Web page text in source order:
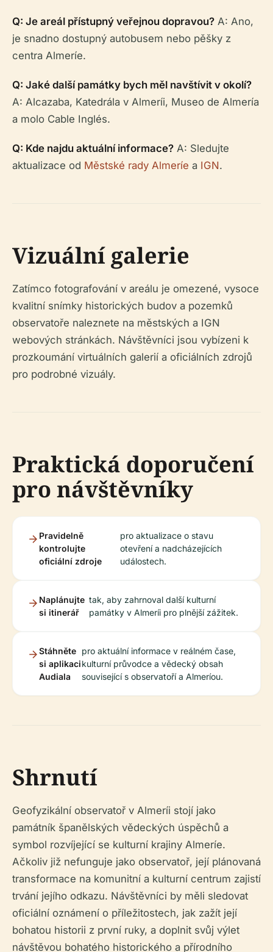
Q: Je areál přístupný veřejnou dopravou? A: Ano,
je snadno dostupný autobusem nebo pěšky z
centra Almeríe.
Q: Jaké další památky bych měl navštívit v okolí?
A: Alcazaba, Katedrála v Almeríi, Museo de Almería
a molo Cable Inglés.
Q: Kde najdu aktuální informace? A: Sledujte
aktualizace od Městské rady Almeríe a IGN.
Vizuální galerie
Zatímco fotografování v areálu je omezené, vysoce
kvalitní snímky historických budov a pozemků
observatoře naleznete na městských a IGN
webových stránkách. Návštěvníci jsou vybízeni k
prozkoumání virtuálních galerií a oficiálních zdrojů
pro podrobné vizuály.
Praktická doporučení
pro návštěvníky
Pravidelně
kontrolujte
oficiální zdroje
pro aktualizace o stavu
otevření a nadcházejících
událostech.
Naplánujte
si itinerář
tak, aby zahrnoval další kulturní
památky v Almeríi pro plnější zážitek.
Stáhněte
si aplikaci
Audiala
pro aktuální informace v reálném čase,
kulturní průvodce a vědecký obsah
související s observatoří a Almeríou.
Shrnutí
Geofyzikální observatoř v Almeríi stojí jako
památník španělských vědeckých úspěchů a
symbol rozvíjející se kulturní krajiny Almeríe.
Ačkoliv již nefunguje jako observatoř, její plánovaná
transformace na komunitní a kulturní centrum zajistí
trvání jejího odkazu. Návštěvníci by měli sledovat
oficiální oznámení o příležitostech, jak zažít její
bohatou historii z první ruky, a doplnit svůj výlet
návštěvou bohatého historického a přírodního